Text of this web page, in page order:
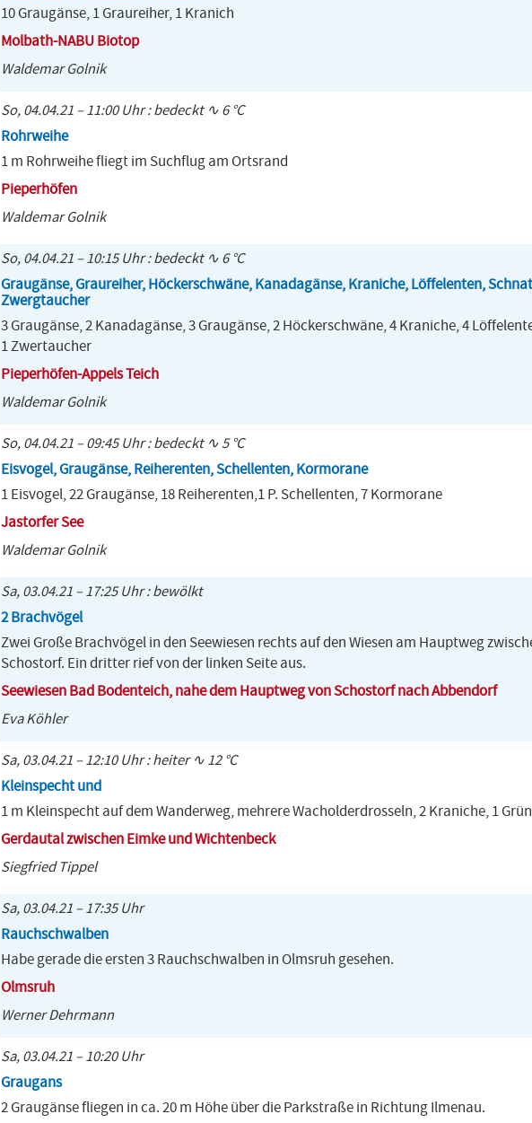
10 Graugänse, 1 Graureiher, 1 Kranich
Molbath-NABU Biotop
Waldemar Golnik
So, 04.04.21 – 11:00 Uhr : bedeckt ∿ 6 °C
Rohrweihe
1 m Rohrweihe fliegt im Suchflug am Ortsrand
Pieperhöfen
Waldemar Golnik
So, 04.04.21 – 10:15 Uhr : bedeckt ∿ 6 °C
Graugänse, Graureiher, Höckerschwäne, Kanadagänse, Kraniche, Löffelenten,
Zwergtaucher
3 Graugänse, 2 Kanadagänse, 3 Graugänse, 2 Höckerschwäne, 4 Kraniche, 4
1 Zwertaucher
Pieperhöfen-Appels Teich
Waldemar Golnik
So, 04.04.21 – 09:45 Uhr : bedeckt ∿ 5 °C
Eisvogel, Graugänse, Reiherenten, Schellenten, Kormorane
1 Eisvogel, 22 Graugänse, 18 Reiherenten,1 P. Schellenten, 7 Kormorane
Jastorfer See
Waldemar Golnik
Sa, 03.04.21 – 17:25 Uhr : bewölkt
2 Brachvögel
Zwei Große Brachvögel in den Seewiesen rechts auf den Wiesen am Hauptweg
Schostorf. Ein dritter rief von der linken Seite aus.
Seewiesen Bad Bodenteich, nahe dem Hauptweg von Schostorf nach Abbendorf
Eva Köhler
Sa, 03.04.21 – 12:10 Uhr : heiter ∿ 12 °C
Kleinspecht und
1 m Kleinspecht auf dem Wanderweg, mehrere Wacholderdrosseln, 2 Kraniche, 1
Gerdautal zwischen Eimke und Wichtenbeck
Siegfried Tippel
Sa, 03.04.21 – 17:35 Uhr
Rauchschwalben
Habe gerade die ersten 3 Rauchschwalben in Olmsruh gesehen.
Olmsruh
Werner Dehrmann
Sa, 03.04.21 – 10:20 Uhr
Graugans
2 Graugänse fliegen in ca. 20 m Höhe über die Parkstraße in Richtung Ilmenau.